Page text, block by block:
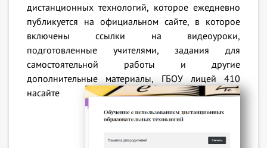
дистанционных технологий, которое ежедневно
публикуется на официальном сайте, в которое
включены ссылки на видеоуроки,
подготовленные учителями, задания для
самостоятельной работы и другие
дополнительные материалы, ГБОУ лицей 410
насайте